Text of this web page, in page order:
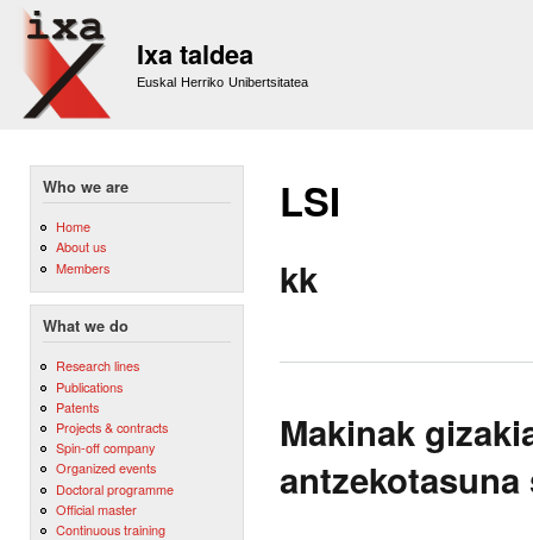
Ixa taldea
Euskal Herriko Unibertsitatea
Who we are
Home
About us
Members
What we do
Research lines
Publications
Patents
Projects & contracts
Spin-off company
Organized events
Doctoral programme
Official master
Continuous training
LSI
kk
Makinak